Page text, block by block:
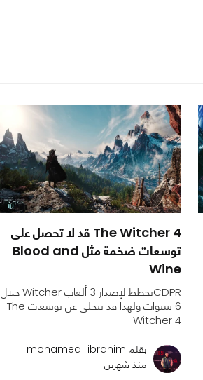
The Witcher 4 قد لا تحصل على
توسعات ضخمة مثل Blood and
Wine
CDPRتخطط لإصدار 3 ألعاب Witcher خلال
6 سنوات ولهذا قد تتخلى عن توسعات The
Witcher 4
بقلم mohamed_ibrahim
منذ شهرين